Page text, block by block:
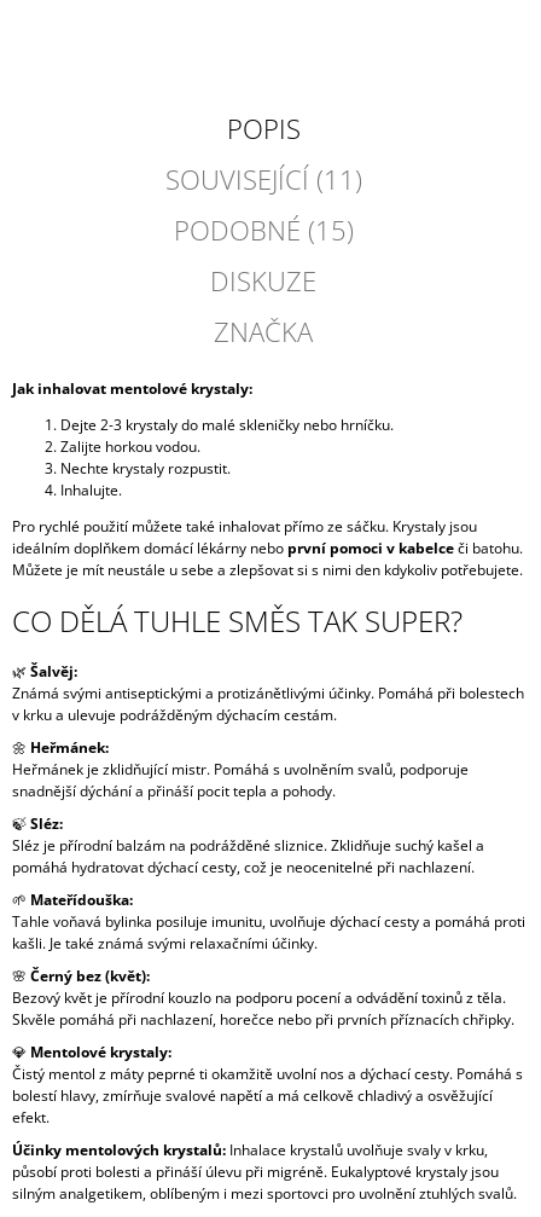
POPIS
SOUVISEJÍCÍ (11)
PODOBNÉ (15)
DISKUZE
ZNAČKA
Jak inhalovat mentolové krystaly:
Dejte 2-3 krystaly do malé skleničky nebo hrníčku.
Zalijte horkou vodou.
Nechte krystaly rozpustit.
Inhalujte.
Pro rychlé použití můžete také inhalovat přímo ze sáčku. Krystaly jsou
ideálním doplňkem domácí lékárny nebo první pomoci v kabelceči batohu.
Můžete je mít neustále u sebe a zlepšovat si s nimi den kdykoliv potřebujete.
CO DĚLÁ TUHLE SMĚS TAK SUPER?
🌿Šalvěj:
Známá svými antiseptickými a protizánětlivými účinky. Pomáhá při bolestech
v krku a ulevuje podrážděným dýchacím cestám.
🌼 Heřmánek:
Heřmánek je zklidňující mistr. Pomáhá s uvolněním svalů, podporuje
snadnější dýchání a přináší pocit tepla a pohody.
🍃Sléz:
Sléz je přírodní balzám na podrážděné sliznice. Zklidňuje suchý kašel a
pomáhá hydratovat dýchací cesty, což je neocenitelné při nachlazení.
🌱 Mateřídouška:
Tahle voňavá bylinka posiluje imunitu, uvolňuje dýchací cesty a pomáhá proti
kašli. Je také známá svými relaxačními účinky.
🌸 Černý bez (květ):
Bezový květ je přírodní kouzlo na podporu pocení a odvádění toxinů z těla.
Skvěle pomáhá při nachlazení, horečce nebo při prvních příznacích chřipky.
💎 Mentolové krystaly:
Čistý mentol z máty peprné ti okamžitě uvolní nos a dýchací cesty. Pomáhá s
bolestí hlavy, zmírňuje svalové napětí a má celkově chladivý a osvěžující
efekt.
Účinky mentolových krystalů: Inhalace krystalů uvolňuje svaly v krku,
působí proti bolesti a přináší úlevu při migréně. Eukalyptové krystaly jsou
silným analgetikem, oblíbeným i mezi sportovci pro uvolnění ztuhlých svalů.